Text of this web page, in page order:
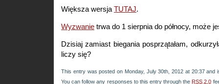
Większa wersja TUTAJ.
Wyzwanie trwa do 1 sierpnia do północy, może
Dzisiaj zamiast biegania posprzątałam,
liczy się?
This entry was posted on Monday, July 30th, 2012 at 20:37 and
You can follow any responses to this entry through the RSS 2.0